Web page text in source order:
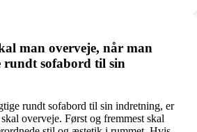
man overveje, når man
sofabord til sin
rundt sofabord til sin indretning, er
overveje. Først og fremmest skal